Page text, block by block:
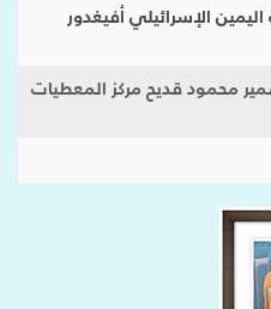
الإسرائيلي أفيغدور
محمود قديح مركز المعطيات